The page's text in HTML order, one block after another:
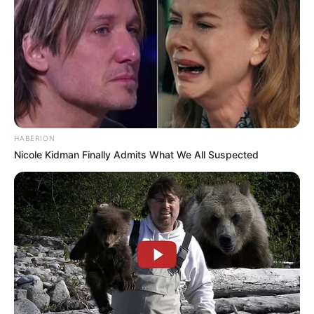
*************************************************************
*******
Nova Lei valoriza Agentes de Saúde
Dr. Carlos Eduardo, coordenador técnico da Frente
Parlamentar em Defesa dos Agentes Comunitários de Saúde e dos
Agentes de Combate às Endemias na
ALMT.
— Foto/Reprodução/TCE-MT.
O Dr. Carlos Eduardo, coordenador técnico da Frente Parlamentar
HABERION
Nicole Kidman Finally Admits What We All Suspected